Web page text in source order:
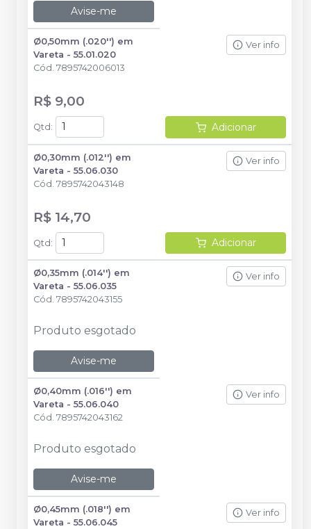
Avise-me
Ø0,50mm (.020'') em
Vareta - 55.01.020
Cód. 7895742006013
Ver info
R$ 9,00
Qtd : Adicionar
Ø0,30mm (.012'') em
Vareta - 55.06.030
Cód. 7895742043148
Ver info
R$ 14,70
Qtd: Adicionar
Ø0,35mm (.014'') em
Vareta - 55.06.035
Cód. 7895742043155
Ver info
Produto esgotado
Avise-me
Ø0,40mm (.016'') em
Vareta - 55.06.040
Cód. 7895742043162
Ver info
Produto esgotado
Avise-me
Ø0,45mm (.018'') em
Vareta - 55.06.045
Ver info